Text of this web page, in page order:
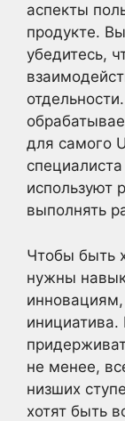
аспекты
продукте.
убедитесь,
для самого
используют
выполнять
Чтобы быть
нужны
инновациям,
не менее,
низших
хотят быть